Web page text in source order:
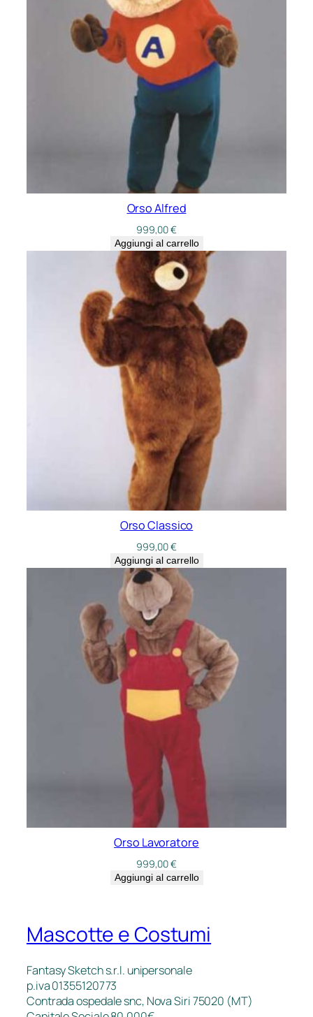
Orso Alfred
999,00€
Aggiungi al carrello
Orso Classico
999,00€
Aggiungi al carrello
Orso Lavoratore
999,00€
Aggiungi al carrello
Mascotte e Costumi
Fantasy Sketch s.r.l. unipersonale
p.iva 01355120773
Contrada ospedale snc, Nova Siri 75020 (MT)